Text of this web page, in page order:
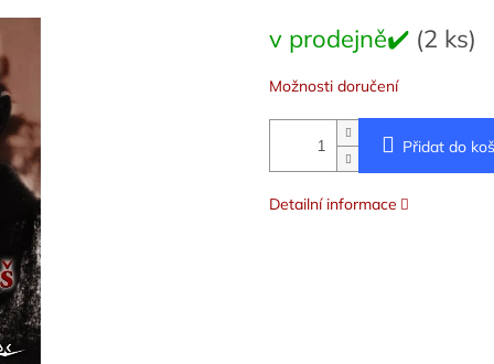
cena:
v prodejně✔️ (2 ks)
Možnosti doručení
Přidat do
Detailní informace